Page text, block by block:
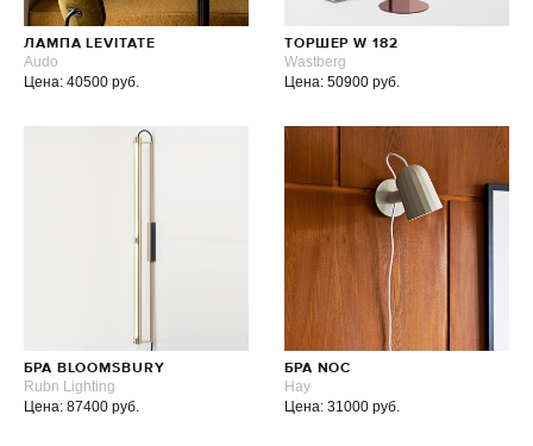
ЛАМПА LEVITATE
Audo
Цена: 40500 руб.
ТОРШЕР W 182
Wastberg
Цена: 50900 руб.
БРА BLOOMSBURY
Rubn Lighting
Цена: 87400 руб.
БРА NOC
Hay
Цена: 31000 руб.